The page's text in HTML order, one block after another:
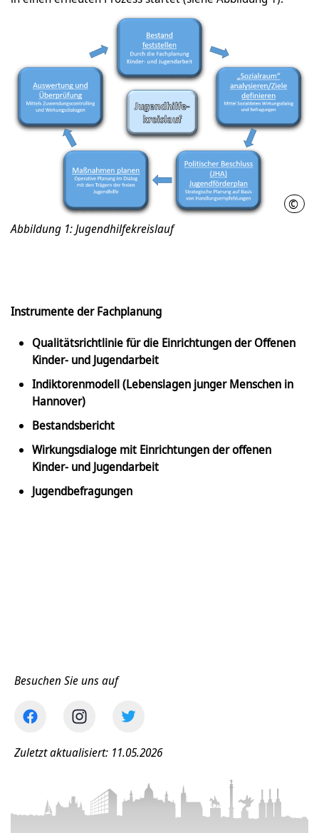
© LHH
Abbildung 1: Jugendhilfekreislauf
Instrumente der Fachplanung
Qualitätsrichtlinie für die Einrichtungen der Offenen
Kinder- und Jugendarbeit
Indiktorenmodell (Lebenslagen junger Menschen in
Hannover)
Bestandsbericht
Wirkungsdialoge mit Einrichtungen der offenen
Kinder- und Jugendarbeit
Jugendbefragungen
Besuchen Sie uns auf
Zuletzt aktualisiert: 11.05.2026